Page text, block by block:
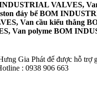
VALVES,
đáy bể BOM
Van cầu kiểu thẳng
Van polyme BOM
Gia Phát để được hỗ trợ
: 0938 906 663